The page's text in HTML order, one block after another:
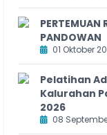
PERTEMUAN
PANDOWAN
01 Oktober
Pelatihan
Kalurahan
2026
08